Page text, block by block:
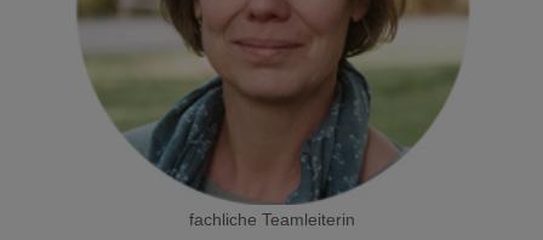
fachliche Teamleiterin